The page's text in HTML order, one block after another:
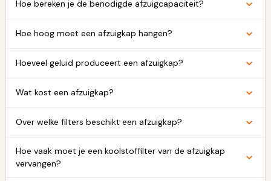
Hoe bereken je de benodigde afzuigcapaciteit?
Hoe hoog moet een afzuigkap hangen?
Hoeveel geluid produceert een afzuigkap?
Wat kost een afzuigkap?
Over welke filters beschikt een afzuigkap?
Hoe vaak moet je een koolstoffilter van de afzuigkap
vervangen?